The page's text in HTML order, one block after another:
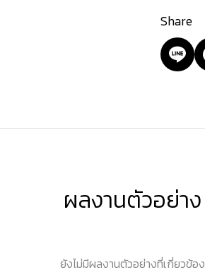
Share
ผลงานตัวอย่าง
ยังไม่มีผลงานตัวอย่างที่เกี่ยวข้อง